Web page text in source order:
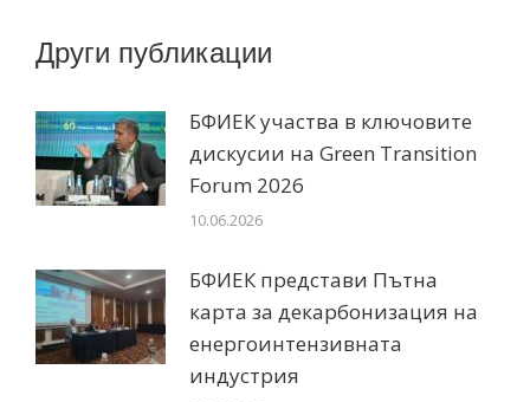
Други публикации
БФИЕК участва в ключовите
дискусии на Green Transition
Forum 2026
10.06.2026
БФИЕК представи Пътна
карта за декарбонизация на
енергоинтензивната
индустрия